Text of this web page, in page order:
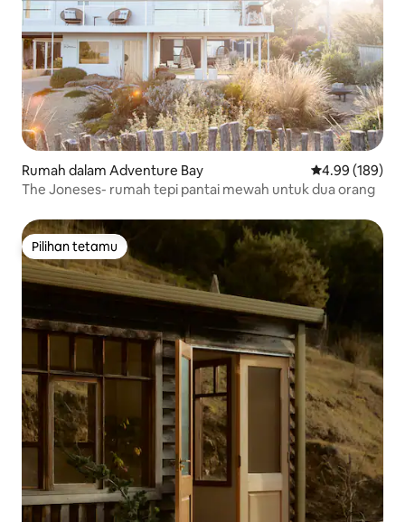
Rumah dalam Adventure Bay Penarafan
4.99 (189)
The Joneses- rumah tepi pantai mewah untuk dua orang
Pilihan tetamu
Pilihan tetamu